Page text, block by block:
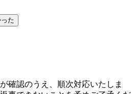
た
確認のうえ、順次対応いたしま